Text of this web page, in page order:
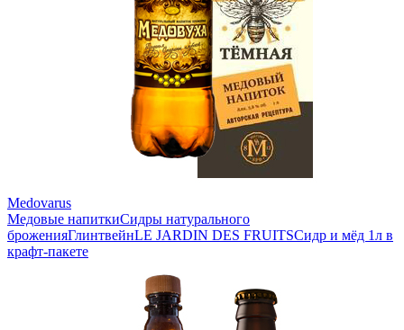
Medovarus
Медовые напиткиСидры натурального
броженияГлинтвейнLE JARDIN DES FRUITSСидр и мёд 1л в
крафт-пакете